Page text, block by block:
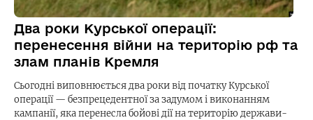
Два роки Курської операції:
перенесення війни на територію рф та
злам планів Кремля
Сьогодні виповнюється два роки від початку Курської
операції — безпрецедентної за задумом і виконанням
кампанії, яка перенесла бойові дії на територію держави-